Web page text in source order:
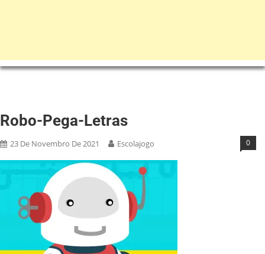
Robo-Pega-Letras
23 De Novembro De 2021 Escolajogo 0